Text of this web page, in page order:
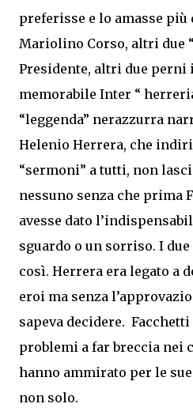
preferisse e lo amasse più
Mariolino Corso, altri due
Presidente, altri due
memorabile Inter “
“leggenda” nerazzurra
Helenio Herrera, che
“sermoni” a tutti, non
nessuno senza che prima
avesse dato
sguardo o un sorriso. I
così. Herrera era legato a
eroi ma senza
sapeva decidere. Facchetti
problemi a far breccia nei
hanno ammirato per le
non solo.